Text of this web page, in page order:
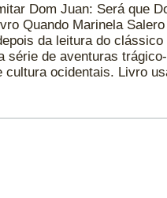
Dom Juan: Será que
Quando Marinela
da leitura do
de aventuras
ocidentais. Livro